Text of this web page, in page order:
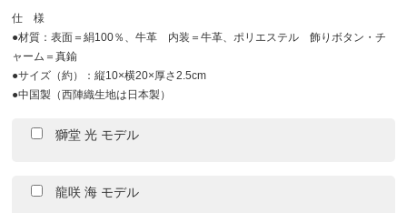
仕 様
●材質：表面＝絹100％、牛革 内装＝牛革、ポリエステル 飾りボタン・チ
ャーム＝真鍮
●サイズ（約）：縦10×横20×厚さ2.5cm
●中国製（西陣織生地は日本製）
獅堂 光 モデル
龍咲 海 モデル